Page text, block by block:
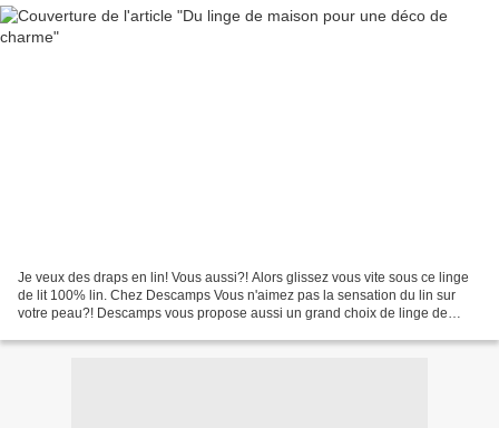
Je veux des draps en lin! Vous aussi?! Alors glissez vous vite sous ce linge
de lit 100% lin. Chez Descamps Vous n'aimez pas la sensation du lin sur
votre peau?! Descamps vous propose aussi un grand choix de linge de